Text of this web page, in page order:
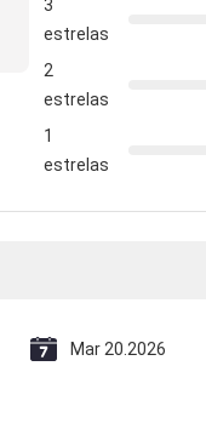
3
estrelas
2
estrelas
1
estrelas
Mar 20.2026